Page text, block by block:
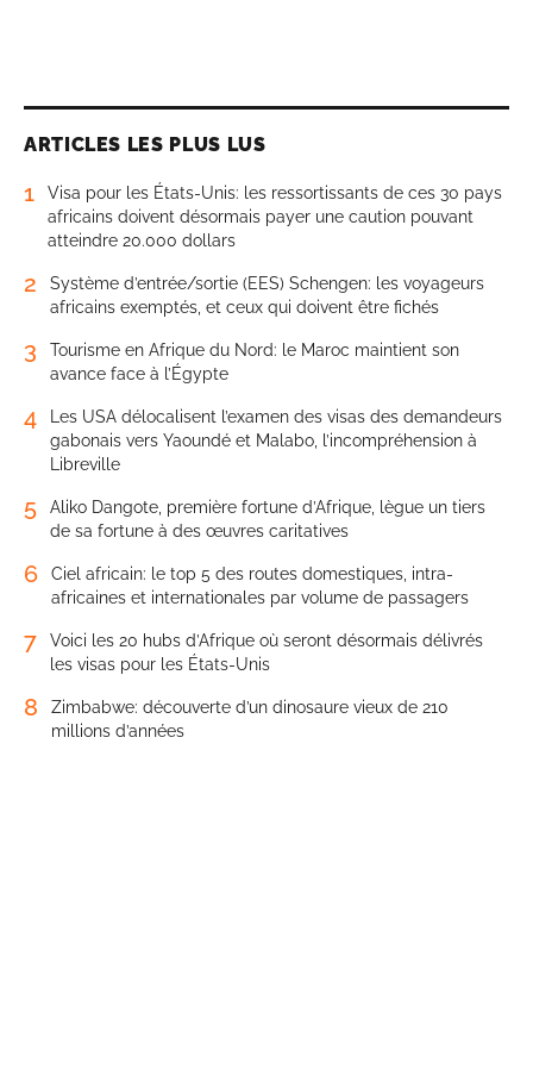
ARTICLES LES PLUS LUS
1
Visa pour les États-Unis: les ressortissants de ces 30 pays
africains doivent désormais payer une caution pouvant
atteindre 20.000 dollars
2
Système d’entrée/sortie (EES) Schengen: les voyageurs
africains exemptés, et ceux qui doivent être fichés
3
Tourisme en Afrique du Nord: le Maroc maintient son
avance face à l’Égypte
4
Les USA délocalisent l’examen des visas des demandeurs
gabonais vers Yaoundé et Malabo, l’incompréhension à
Libreville
5
Aliko Dangote, première fortune d’Afrique, lègue un tiers
de sa fortune à des œuvres caritatives
6
Ciel africain: le top 5 des routes domestiques, intra-
africaines et internationales par volume de passagers
7
Voici les 20 hubs d’Afrique où seront désormais délivrés
les visas pour les États-Unis
8
Zimbabwe: découverte d’un dinosaure vieux de 210
millions d’années